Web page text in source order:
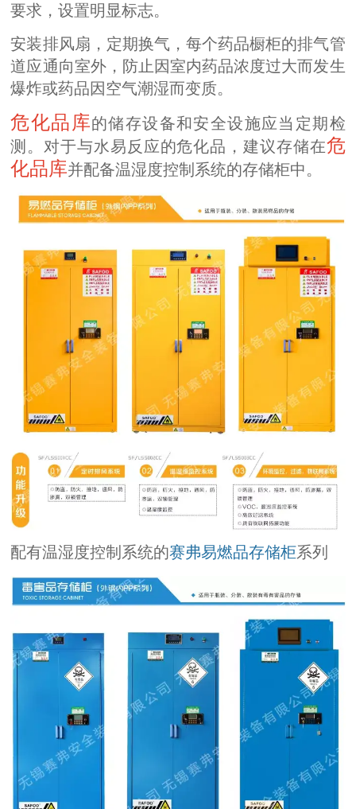
要求，设置明显标志。
安装排风扇，定期换气，每个药品橱柜的排气管
道应通向室外，防止因室内药品浓度过大而发生
爆炸或药品因空气潮湿而变质。
危化品库的储存设备和安全设施应当定期检
测。对于与水易反应的危化品，建议存储在危
化品库并配备温湿度控制系统的存储柜中。
配有温湿度控制系统的赛弗易燃品存储柜系列